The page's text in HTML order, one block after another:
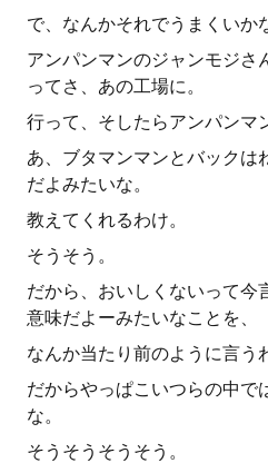
で、なんかそれでうまくいか
アンパンマンのジャンモジさ
ってさ、あの工場に。
行って、そしたらアンパンマ
あ、ブタマンマンとバックは
だよみたいな。
教えてくれるわけ。
そうそう。
だから、おいしくないって今
意味だよーみたいなことを、
なんか当たり前のように言う
だからやっぱこいつらの中で
な。
そうそうそうそう。